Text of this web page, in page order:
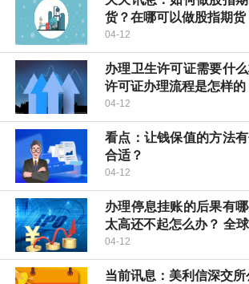
货？在哪可以做股指期货
04-12
办理卫生许可证需要什
许可证办理流程是怎样的
04-12
看点：让钱保值的方法
合适？
04-12
办理停息挂账的后果有
太高还不起怎么办？ 全
04-12
当前讯息：美利信深交